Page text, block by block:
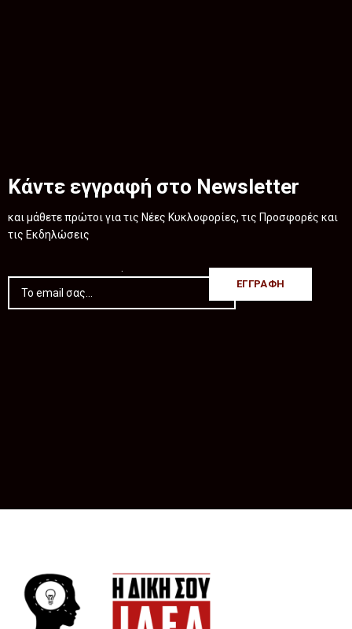
Κάντε εγγραφή στο Newsletter
και μάθετε πρώτοι για τις Νέες Κυκλοφορίες, τις Προσφορές και
τις Εκδηλώσεις